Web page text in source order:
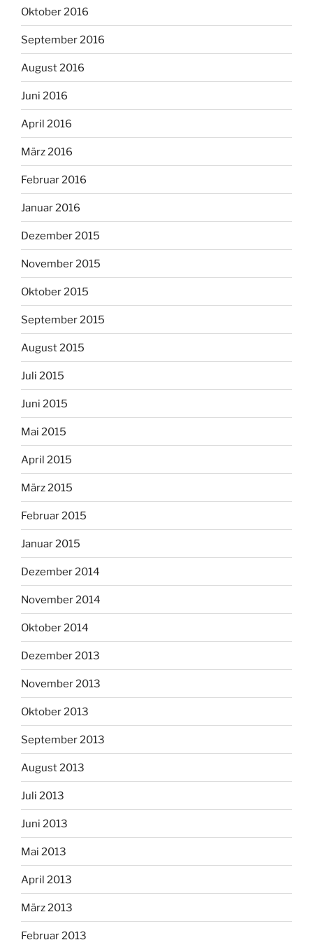
Oktober 2016
September 2016
August 2016
Juni 2016
April 2016
März 2016
Februar 2016
Januar 2016
Dezember 2015
November 2015
Oktober 2015
September 2015
August 2015
Juli 2015
Juni 2015
Mai 2015
April 2015
März 2015
Februar 2015
Januar 2015
Dezember 2014
November 2014
Oktober 2014
Dezember 2013
November 2013
Oktober 2013
September 2013
August 2013
Juli 2013
Juni 2013
Mai 2013
April 2013
März 2013
Februar 2013